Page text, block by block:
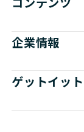
企業情報
ゲットイッ